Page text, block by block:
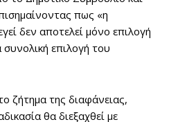
πως «η
δεν αποτελεί μόνο επιλογή
επιλογή του
ζήτημα της διαφάνειας,
θα διεξαχθεί με